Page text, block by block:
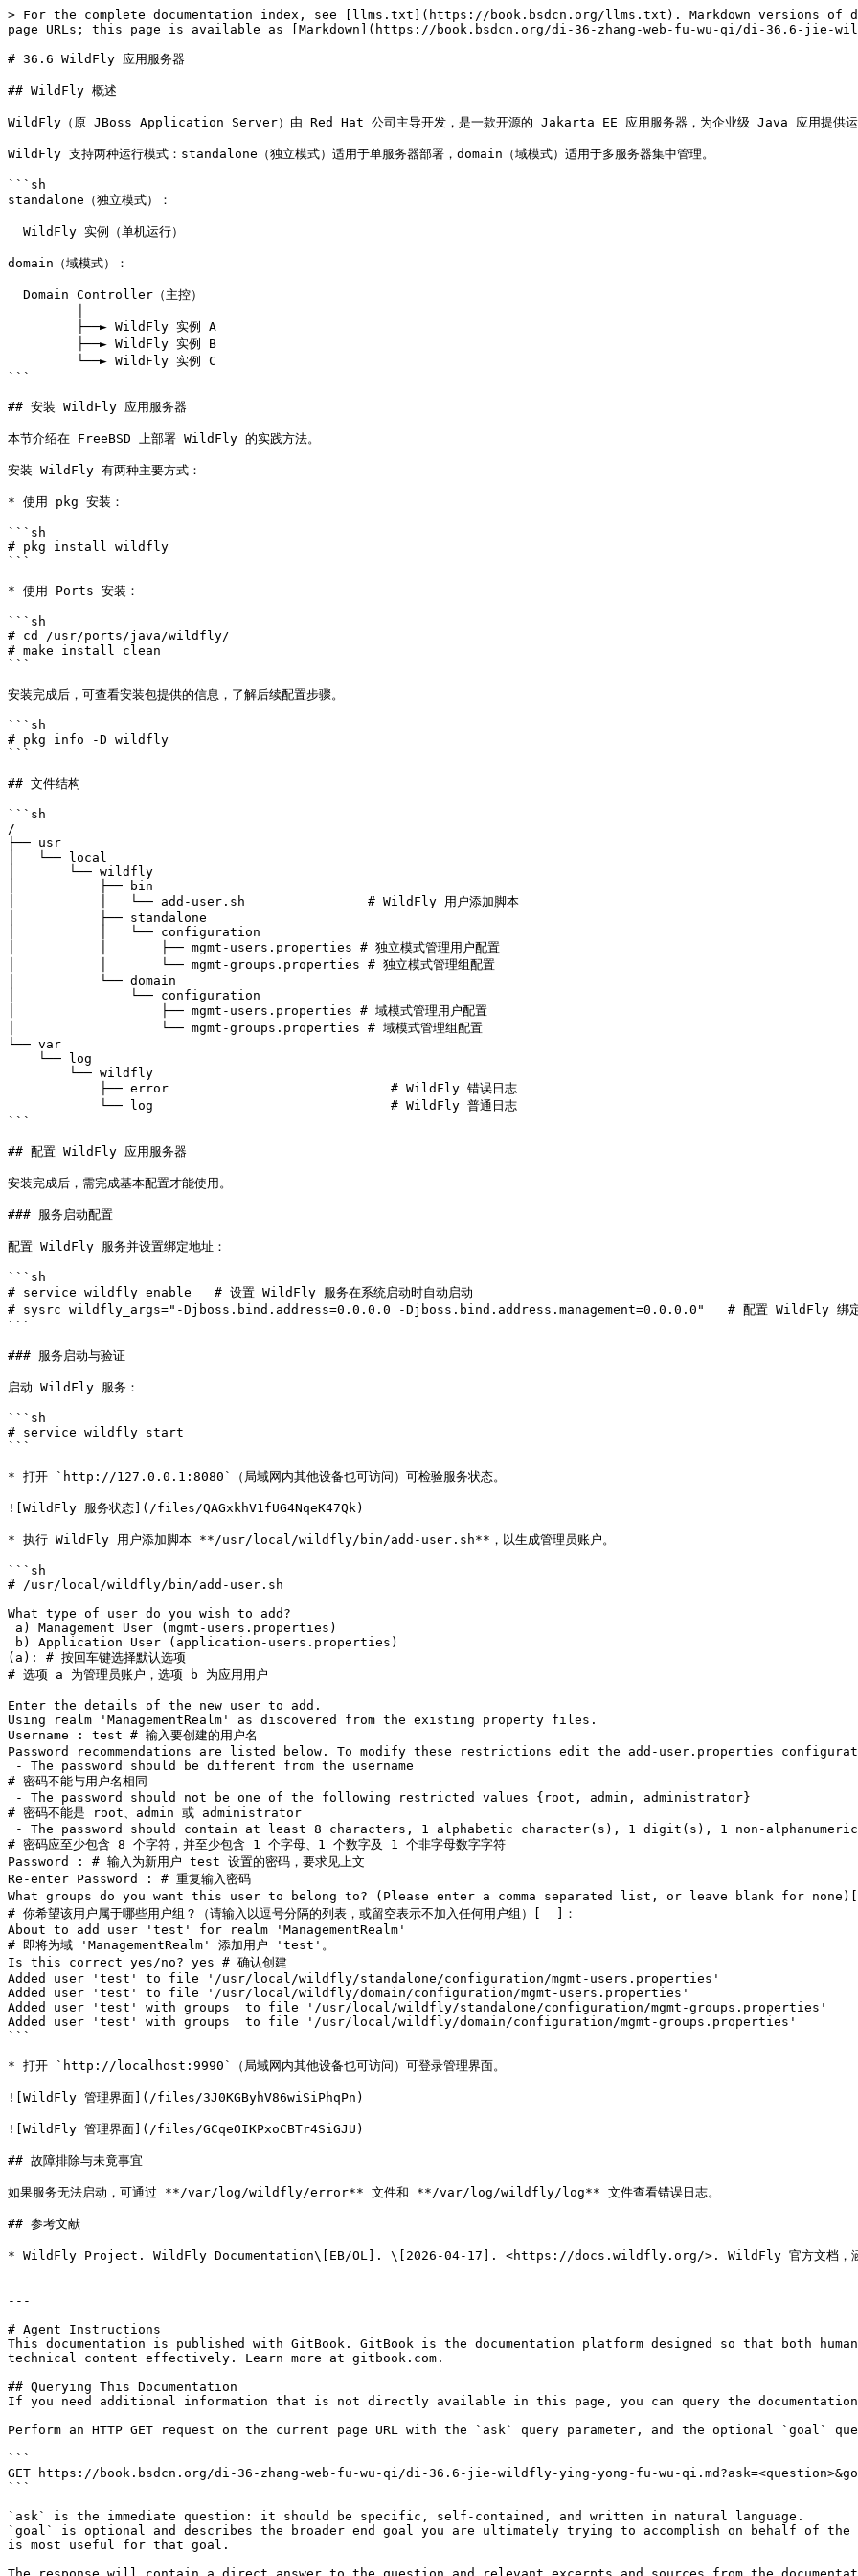
> For the complete documentation index, see [llms.txt](https://book.bsdcn.org/llms.txt). Markdown versions of
page URLs; this page is available as [Markdown](https://book.bsdcn.org/di-36-zhang-web-fu-wu-qi/di-36.6-jie-
# 36.6 WildFly 应用服务器
## WildFly 概述
WildFly（原 JBoss Application Server）由 Red Hat 公司主导开发，是一款开源的 Jakarta EE 应用服务器，为企业级 Java 应用提供运行
WildFly 支持两种运行模式：standalone（独立模式）适用于单服务器部署，domain（域模式）适用于多服务器集中管理。
```sh
standalone（独立模式）：
domain（域模式）：
```
## 安装 WildFly 应用服务器
本节介绍在 FreeBSD 上部署 WildFly 的实践方法。
安装 WildFly 有两种主要方式：
* 使用 pkg 安装：
```sh
# pkg install wildfly
```
* 使用 Ports 安装：
```sh
# cd /usr/ports/java/wildfly/
# make install clean
```
安装完成后，可查看安装包提供的信息，了解后续配置步骤。
```sh
# pkg info -D wildfly
```
## 文件结构
```sh
/
├── usr
│   └── local
│       └── wildfly
│           ├── bin
│           │   └── add-user.sh                # WildFly 用户添加脚本
│           ├── standalone
│           │   └── configuration
│           │       ├── mgmt-users.properties # 独立模式管理用户配置
│           │       └── mgmt-groups.properties # 独立模式管理组配置
│           └── domain
│               └── configuration
│                   ├── mgmt-users.properties # 域模式管理用户配置
│                   └── mgmt-groups.properties # 域模式管理组配置
└── var
```
## 配置 WildFly 应用服务器
安装完成后，需完成基本配置才能使用。
### 服务启动配置
配置 WildFly 服务并设置绑定地址：
```sh
# service wildfly enable   # 设置 WildFly 服务在系统启动时自动启动
# sysrc wildfly_args="-Djboss.bind.address=0.0.0.0 -Djboss.bind.address.management=0.0.0.0"   # 配置 WildFly 绑定到
```
### 服务启动与验证
启动 WildFly 服务：
```sh
# service wildfly start
```
* 打开 `http://127.0.0.1:8080`（局域网内其他设备也可访问）可检验服务状态。
![WildFly 服务状态](/files/QAGxkhV1fUG4NqeK47Qk)
* 执行 WildFly 用户添加脚本 **/usr/local/wildfly/bin/add-user.sh**，以生成管理员账户。
```sh
# /usr/local/wildfly/bin/add-user.sh
What type of user do you wish to add?
(a): # 按回车键选择默认选项
# 选项 a 为管理员账户，选项 b 为应用用户
Enter the details of the new user to add.
Using realm 'ManagementRealm' as discovered from the existing property files.
Username : test # 输入要创建的用户名
Password recommendations are listed below. To modify these restrictions edit the add-user.properties
# 密码不能与用户名相同
# 密码不能是 root、admin 或 administrator
# 密码应至少包含 8 个字符，并至少包含 1 个字母、1 个数字及 1 个非字母数字字符
Password : # 输入为新用户 test 设置的密码，要求见上文
Re-enter Password : # 重复输入密码
What groups do you want this user to belong to? (Please enter a comma separated list, or leave blank for none)[  ]:
# 你希望该用户属于哪些用户组？（请输入以逗号分隔的列表，或留空表示不加入任何用户组）[  ]：
About to add user 'test' for realm 'ManagementRealm'
# 即将为域 'ManagementRealm' 添加用户 'test'。
Is this correct yes/no? yes # 确认创建
Added user 'test' to file '/usr/local/wildfly/standalone/configuration/mgmt-users.properties'
Added user 'test' to file '/usr/local/wildfly/domain/configuration/mgmt-users.properties'
Added user 'test' with groups  to file '/usr/local/wildfly/standalone/configuration/mgmt-groups.properties'
Added user 'test' with groups  to file '/usr/local/wildfly/domain/configuration/mgmt-groups.properties'
```
* 打开 `http://localhost:9990`（局域网内其他设备也可访问）可登录管理界面。
![WildFly 管理界面](/files/3J0KGByhV86wiSiPhqPn)
![WildFly 管理界面](/files/GCqeOIKPxoCBTr4SiGJU)
## 故障排除与未竟事宜
如果服务无法启动，可通过 **/var/log/wildfly/error** 文件和 **/var/log/wildfly/log** 文件查看错误日志。
## 参考文献
* WildFly Project. WildFly Documentation\[EB/OL]. \[2026-04-17]. <https://docs.wildfly.org/>. WildFly 官方文档，涵盖
---
# Agent Instructions
This documentation is published with GitBook. GitBook is the documentation platform designed so that both
technical content effectively. Learn more at gitbook.com.
## Querying This Documentation
If you need additional information that is not directly available in this page, you can query the documentation
Perform an HTTP GET request on the current page URL with the `ask` query parameter, and the optional `goal`
```
GET https://book.bsdcn.org/di-36-zhang-web-fu-wu-qi/di-36.6-jie-wildfly-ying-yong-fu-wu-
```
`ask` is the immediate question: it should be specific, self-contained, and written in natural language.
`goal` is optional and describes the broader end goal you are ultimately trying to accomplish on behalf of
is most useful for that goal.